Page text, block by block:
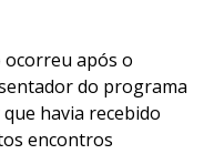
ocorreu após o
do programa
havia recebido
encontros